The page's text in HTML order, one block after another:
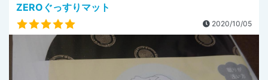
ZEROぐっすりマット
2020/10/05